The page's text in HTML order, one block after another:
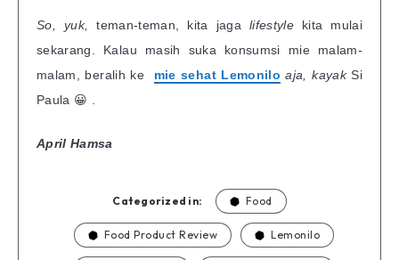
So, yuk, teman-teman, kita jaga lifestyle kita mulai
sekarang. Kalau masih suka konsumsi mie malam-
malam, beralih ke mie sehat Lemonilo aja, kayakSi
Paula 😀 .
April Hamsa
Categorized in: Food
Food Product Review Lemonilo